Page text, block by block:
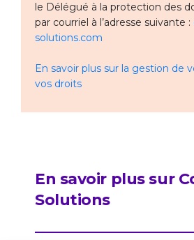
le Délégué à la protection des
par courriel à l’adresse suivante :
solutions.com
En savoir plus sur la gestion de
vos droits
En savoir plus sur
Solutions